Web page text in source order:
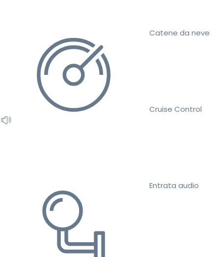
Catene da neve
Cruise Control
Entrata audio